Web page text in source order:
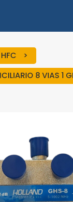
HFC
8 VIAS 1